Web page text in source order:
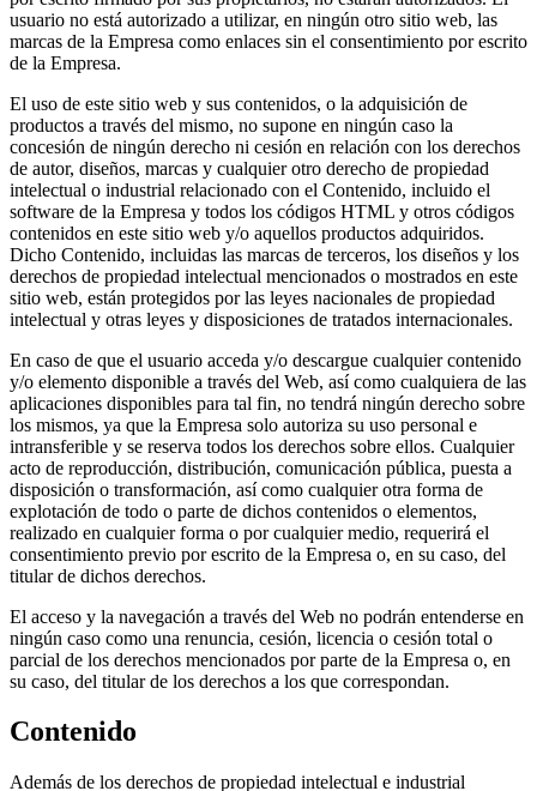
usuario no está autorizado a utilizar, en ningún otro sitio web, las
marcas de la Empresa como enlaces sin el consentimiento por escrito
de la Empresa.
El uso de este sitio web y sus contenidos, o la adquisición de
productos a través del mismo, no supone en ningún caso la
concesión de ningún derecho ni cesión en relación con los derechos
de autor, diseños, marcas y cualquier otro derecho de propiedad
intelectual o industrial relacionado con el Contenido, incluido el
software de la Empresa y todos los códigos HTML y otros códigos
contenidos en este sitio web y/o aquellos productos adquiridos.
Dicho Contenido, incluidas las marcas de terceros, los diseños y los
derechos de propiedad intelectual mencionados o mostrados en este
sitio web, están protegidos por las leyes nacionales de propiedad
intelectual y otras leyes y disposiciones de tratados internacionales.
En caso de que el usuario acceda y/o descargue cualquier contenido
y/o elemento disponible a través del Web, así como cualquiera de las
aplicaciones disponibles para tal fin, no tendrá ningún derecho sobre
los mismos, ya que la Empresa solo autoriza su uso personal e
intransferible y se reserva todos los derechos sobre ellos. Cualquier
acto de reproducción, distribución, comunicación pública, puesta a
disposición o transformación, así como cualquier otra forma de
explotación de todo o parte de dichos contenidos o elementos,
realizado en cualquier forma o por cualquier medio, requerirá el
consentimiento previo por escrito de la Empresa o, en su caso, del
titular de dichos derechos.
El acceso y la navegación a través del Web no podrán entenderse en
ningún caso como una renuncia, cesión, licencia o cesión total o
parcial de los derechos mencionados por parte de la Empresa o, en
su caso, del titular de los derechos a los que correspondan.
Contenido
Además de los derechos de propiedad intelectual e industrial